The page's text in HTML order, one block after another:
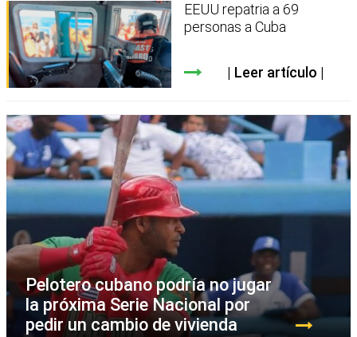
EEUU repatria a 69
personas a Cuba
Leer artículo
Pelotero cubano podría no jugar
la próxima Serie Nacional por
pedir un cambio de vivienda